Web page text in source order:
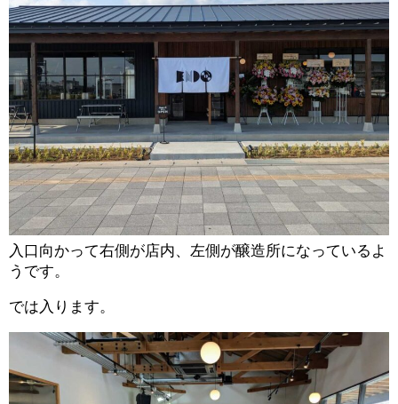
入口向かって右側が店内、左側が醸造所になっているよ
うです。
では入ります。